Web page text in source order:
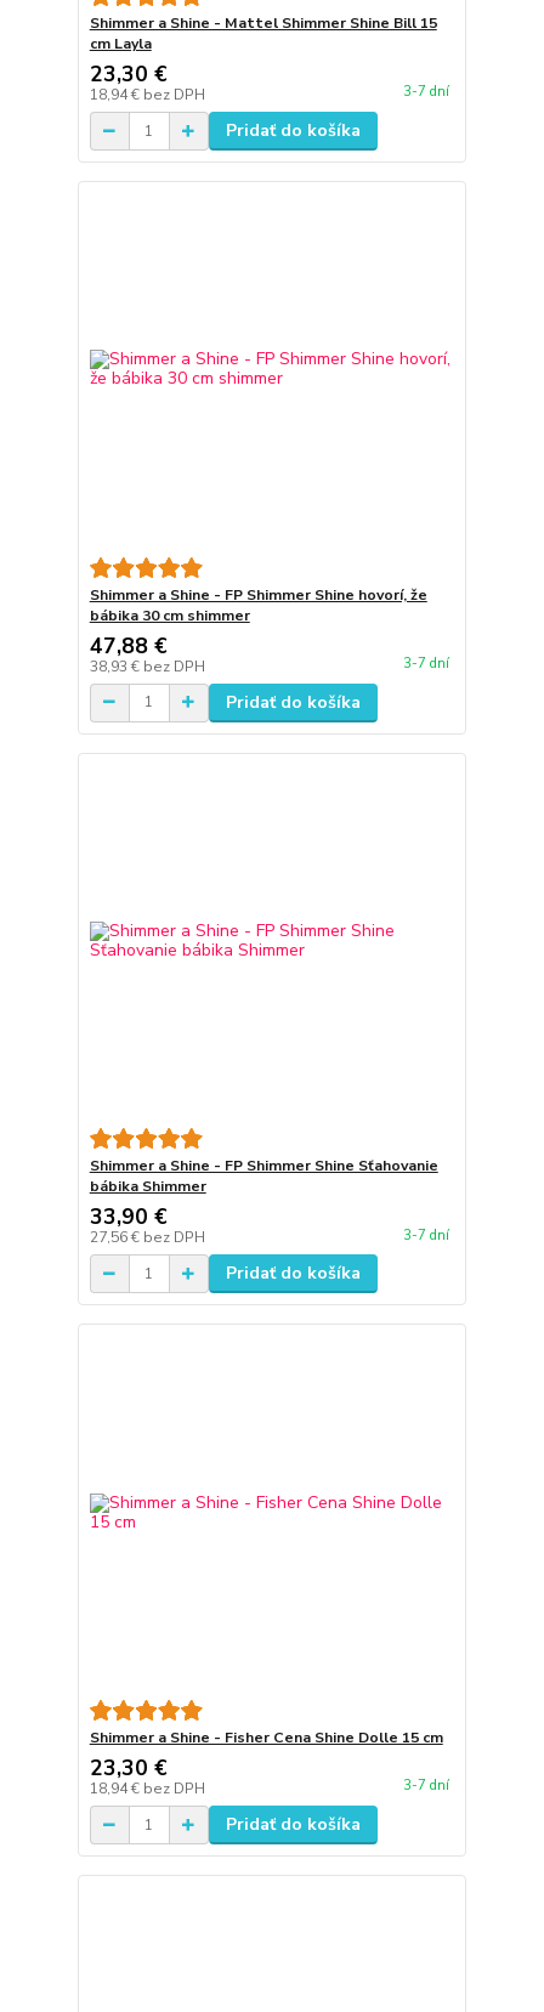
Shimmer a Shine - Mattel Shimmer Shine Bill 15
cm Layla
23,30 €
18,94 € bez DPH 3-7 dní
Pridať do košíka
Shimmer a Shine - FP Shimmer Shine hovorí, že
bábika 30 cm shimmer
47,88 €
38,93 € bez DPH 3-7 dní
Pridať do košíka
Shimmer a Shine - FP Shimmer Shine Sťahovanie
bábika Shimmer
33,90 €
27,56 € bez DPH 3-7 dní
Pridať do košíka
Shimmer a Shine - Fisher Cena Shine Dolle 15 cm
23,30 €
18,94 € bez DPH 3-7 dní
Pridať do košíka